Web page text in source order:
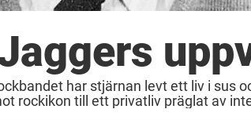
har stjärnan levt ett liv i sus
rockikon till ett privatliv präglat av